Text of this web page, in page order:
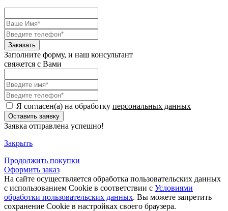
Заполните форму, и наш консультант
свяжется с Вами
Я согласен(а) на обработку персональных данных
Заявка отправлена успешно!
Закрыть
Продолжить покупки
Оформить заказ
На сайте осуществляется обработка пользовательских данных
с использованием Cookie в соответствии с Условиями
обработки пользовательских данных. Вы можете запретить
сохранение Cookie в настройках своего браузера.